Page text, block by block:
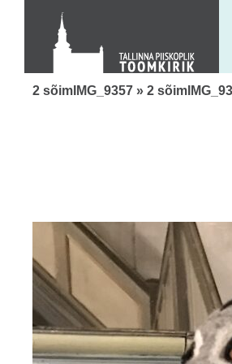
KONTAKT
Toom-Kooli 6, 10130 TALLINN
tallinna.toom@eelk.ee
2 sõimIMG_9357 » 2